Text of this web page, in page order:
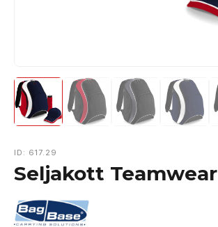
ID: 617.29
Seljakott Teamwear